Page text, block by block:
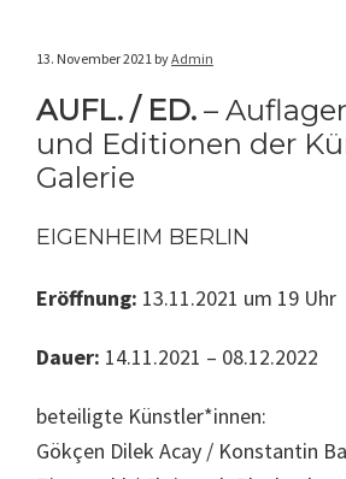
13. November 2021 byAdmin
AUFL. / ED. –
und Editionen der
Galerie
EIGENHEIM BERLIN
Eröffnung: 13.11.2021 um 19 Uhr
Dauer: 14.11.2021 – 08.12.2022
beteiligte Künstler*innen:
Gökçen Dilek Acay / Konstantin